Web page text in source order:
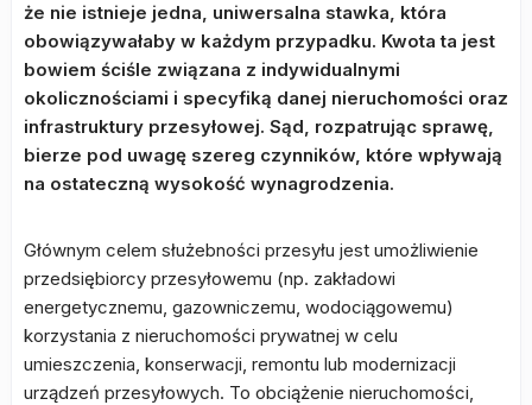
że nie istnieje jedna, uniwersalna stawka, która
obowiązywałaby w każdym przypadku. Kwota ta jest
bowiem ściśle związana z indywidualnymi
okolicznościami i specyfiką danej nieruchomości oraz
infrastruktury przesyłowej. Sąd, rozpatrując sprawę,
bierze pod uwagę szereg czynników, które wpływają
na ostateczną wysokość wynagrodzenia.
Głównym celem służebności przesyłu jest umożliwienie
przedsiębiorcy przesyłowemu (np. zakładowi
energetycznemu, gazowniczemu, wodociągowemu)
korzystania z nieruchomości prywatnej w celu
umieszczenia, konserwacji, remontu lub modernizacji
urządzeń przesyłowych. To obciążenie nieruchomości,